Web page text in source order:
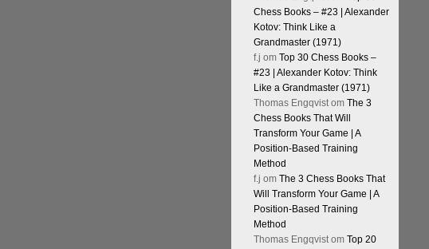
Chess Books – #23 | Alexander
Kotov: Think Like a
Grandmaster (1971)
f.j om Top 30 Chess Books –
#23 | Alexander Kotov: Think
Like a Grandmaster (1971)
Thomas Engqvistom The 3
Chess Books That Will
Transform Your Game | A
Position-Based Training
Method
f.j om The 3 Chess Books That
Will Transform Your Game | A
Position-Based Training
Method
Thomas Engqvistom Top 20